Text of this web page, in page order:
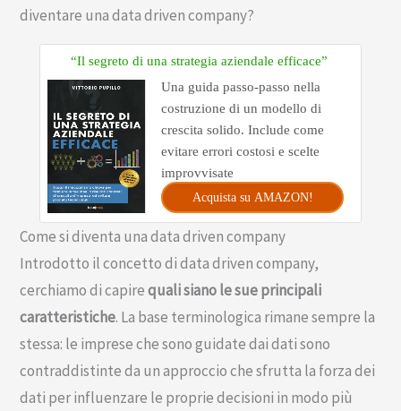
diventare una data driven company?
“Il segreto di una strategia aziendale efficace”
Una guida passo-passo nella
costruzione di un modello di
crescita solido. Include come
evitare errori costosi e scelte
improvvisate
Acquista su AMAZON!
Come si diventa una data driven company
Introdotto il concetto di data driven company,
cerchiamo di capirequali siano le sue principali
caratteristiche. La base terminologica rimane sempre la
stessa: le imprese che sono guidate dai dati sono
contraddistinte da un approccio che sfrutta la forza dei
dati per influenzare le proprie decisioni in modo più